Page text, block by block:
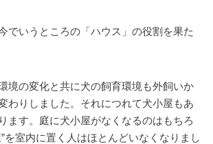
でいうところの「ハウス」の役割を果た
境の変化と共に犬の飼育環境も外飼いか
わりしました。それにつれて犬小屋もあ
ます。庭に犬小屋がなくなるのはもちろ
を室内に置く人はほとんどいなくなりまし